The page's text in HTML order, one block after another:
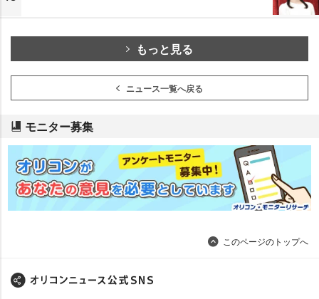
もっと見る
ニュース一覧へ戻る
モニター募集
このページのトップへ